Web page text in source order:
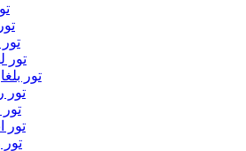
تور
تور
تور
تور